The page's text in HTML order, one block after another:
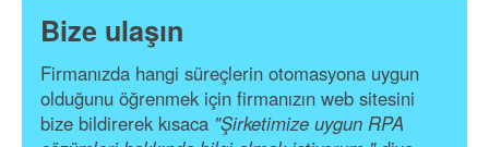
Bize ulaşın
Firmanızda hangi süreçlerin otomasyona uygun
olduğunu öğrenmek için firmanızın web sitesini
bize bildirerek kısaca "Şirketimize uygun RPA